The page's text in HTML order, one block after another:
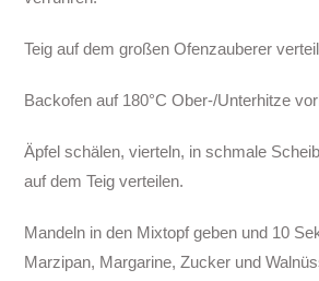
Teig auf dem großen Ofenzauberer
Backofen auf 180°C Ober-/Unterhitze
Äpfel schälen, vierteln, in schmale
auf dem Teig verteilen.
Mandeln in den Mixtopf geben und 10
Marzipan, Margarine, Zucker und